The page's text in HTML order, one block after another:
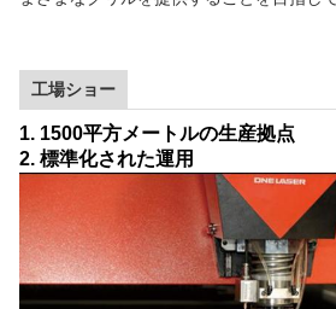
工場ショー
1. 1500平方メートルの生産拠点
2. 標準化された運用